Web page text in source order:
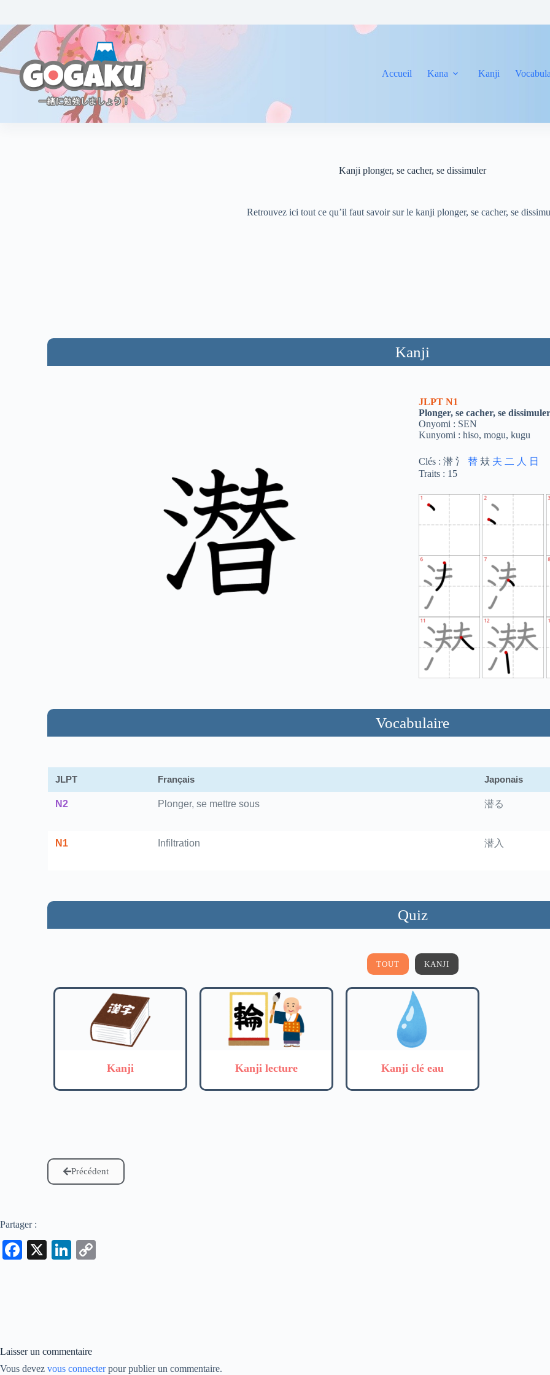
Accueil Kana Kanji
Kanji plonger, se cacher, se dissimuler
Retrouvez ici tout ce qu’il faut savoir sur le kanji plonger, se cacher, se
Kanji
JLPT N1
Plonger, se cacher, se dissimuler
Onyomi : SEN
Kunyomi : hiso, mogu, kugu
Clés : 潜 氵 替 㚘 夫 二 人
日
Traits : 15
Vocabulaire
JLPT Français Japonais
N2 Plonger, se mettre sous 潜る
N1 Infiltration 潜入
Quiz
TOUT KANJI
Kanji Kanji lecture Kanji clé eau
Précédent
Partager :
Fa
X
Li
Laisser un commentaire
Vous devez vous connecterpour publier un commentaire.